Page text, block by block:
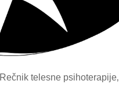
Rečnik telesne psihoterapije‚